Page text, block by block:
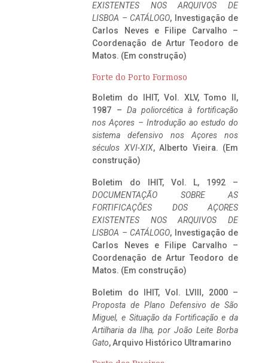
EXISTENTES NOS ARQUIVOS DE
LISBOA – CATÁLOGO, Investigação de
Carlos Neves e Filipe Carvalho –
Coordenação de Artur Teodoro de
Matos. (Em construção)
Forte do Porto Formoso
Boletim do IHIT, Vol. XLV, Tomo II,
1987 – Da poliorcética à fortificação
nos Açores – Introdução ao estudo do
sistema defensivo nos Açores nos
séculos XVI-XIX, Alberto Vieira. (Em
construção)
Boletim do IHIT, Vol. L, 1992 –
DOCUMENTAÇÃO SOBRE AS
FORTIFICAÇÕES DOS AÇORES
EXISTENTES NOS ARQUIVOS DE
LISBOA – CATÁLOGO, Investigação de
Carlos Neves e Filipe Carvalho –
Coordenação de Artur Teodoro de
Matos. (Em construção)
Boletim do IHIT, Vol. LVIII, 2000 –
Proposta de Plano Defensivo de São
Miguel, e Situação da Fortificação e da
Artilharia da Ilha, por João Leite Borba
Gato, Arquivo Histórico Ultramarino